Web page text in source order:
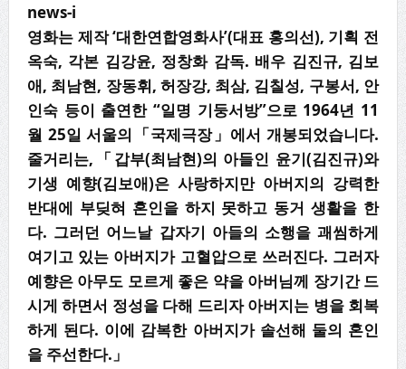
news-i
영화는 제작‘대한연합영화사’(대표 홍의선), 기획 전
옥숙, 각본 김강윤, 정창화 감독. 배우 김진규, 김보
애, 최남현, 장동휘, 허장강, 최삼, 김칠성, 구봉서, 안
인숙 등이 출연한 “일명 기둥서방”으로 1964년 11
월 25일 서울의 「국제극장」 에서 개봉되었습니다.
줄거리는, 「 갑부(최남현)의 아들인 윤기(김진규)와
기생 예향(김보애)은 사랑하지만 아버지의 강력한
반대에 부딪혀 혼인을 하지 못하고 동거 생활을 한
다. 그러던 어느날 갑자기 아들의 소행을 괘씸하게
여기고 있는 아버지가 고혈압으로 쓰러진다. 그러자
예향은 아무도 모르게 좋은 약을 아버님께 장기간 드
시게 하면서 정성을 다해 드리자 아버지는 병을 회복
하게 된다. 이에 감복한 아버지가 솔선해 둘의 혼인
을 주선한다. 」